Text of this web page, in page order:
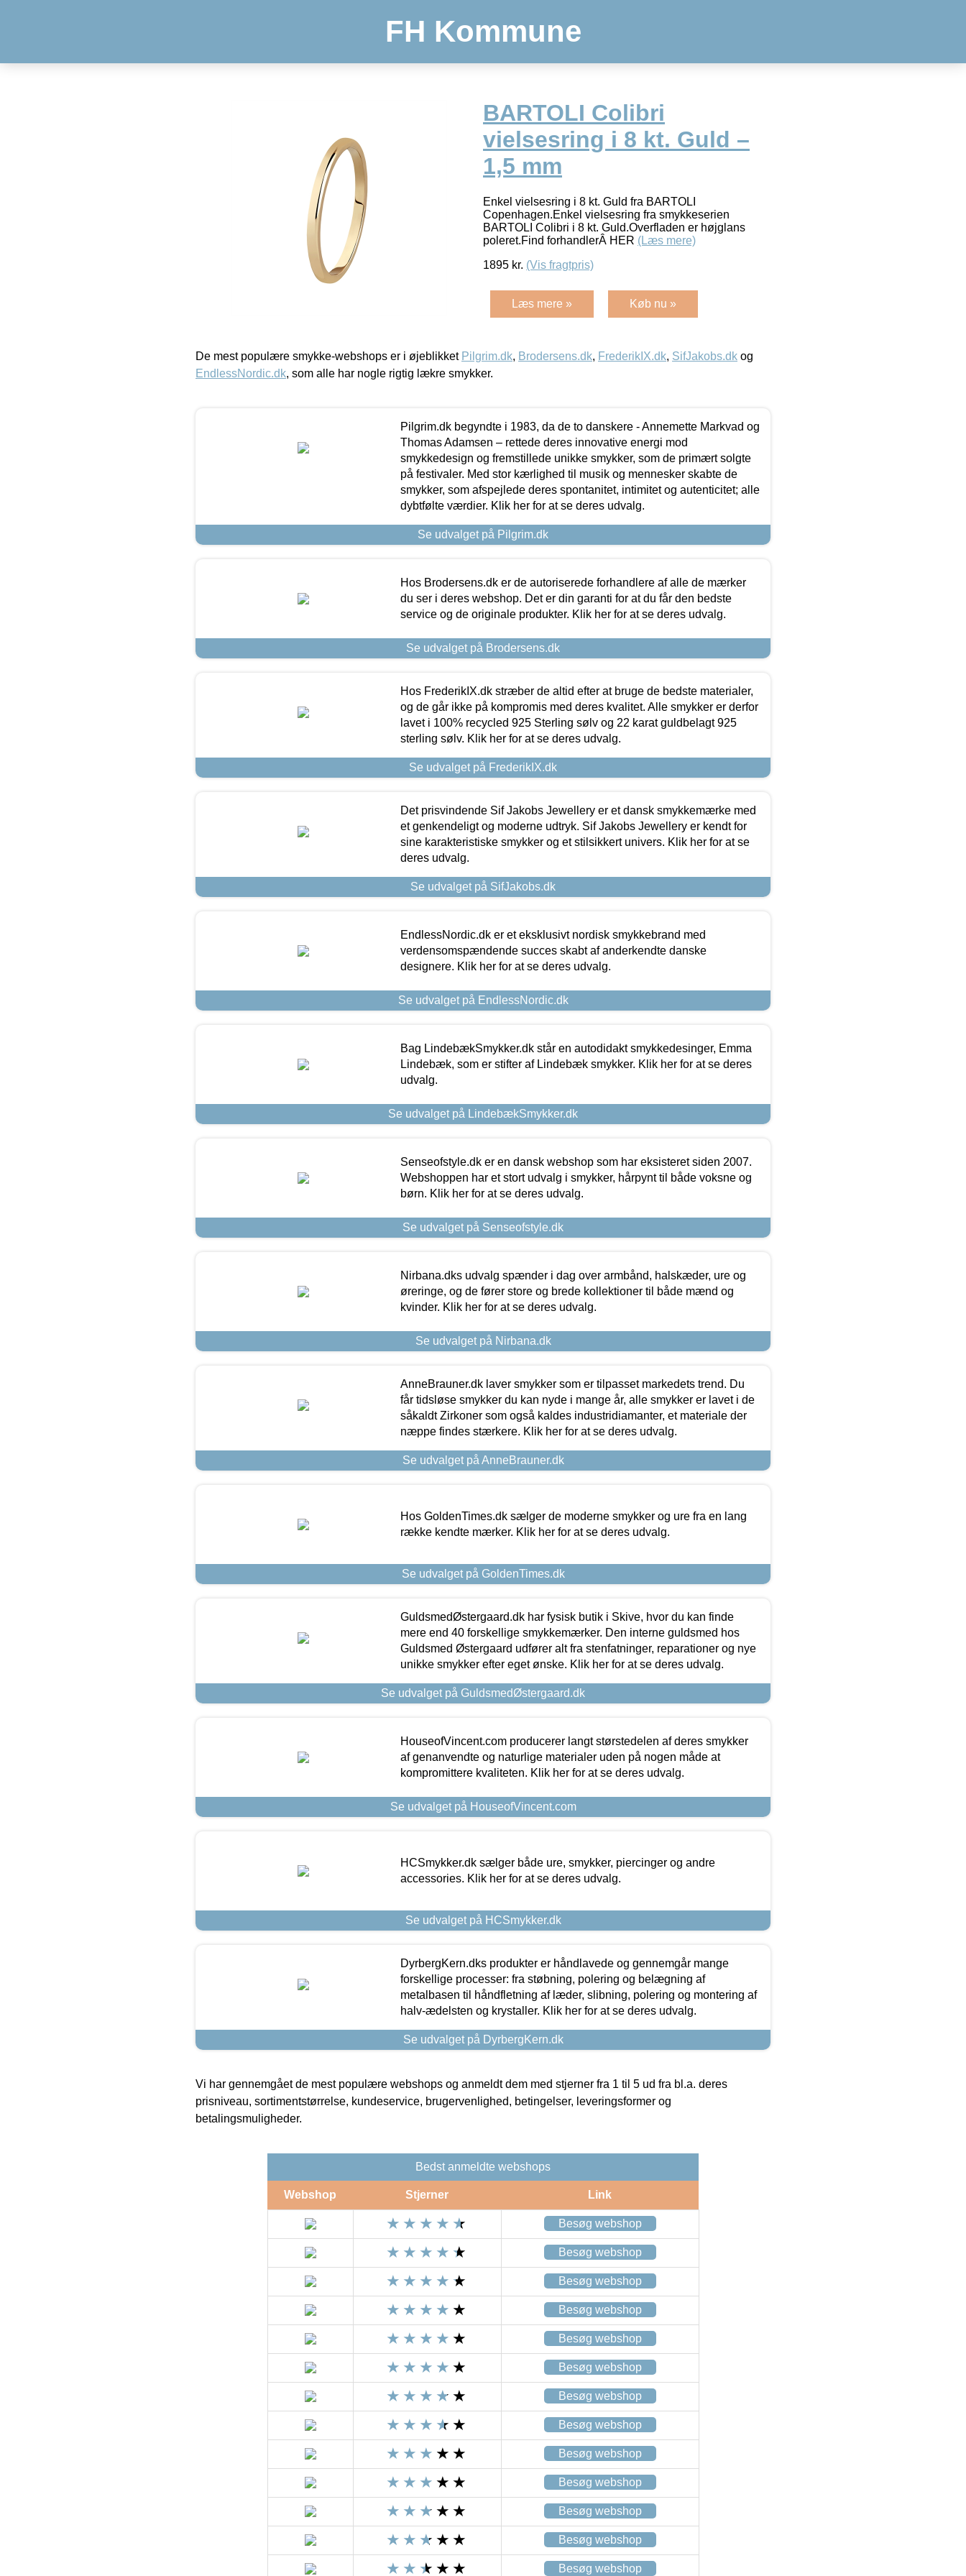
FH Kommune
BARTOLI Colibri
vielsesring i 8 kt. Guld –
1,5 mm
Enkel vielsesring i 8 kt. Guld fra BARTOLI
Copenhagen.Enkel vielsesring fra smykkeserien
BARTOLI Colibri i 8 kt. Guld.Overfladen er højglans
poleret.Find forhandlerÂ HER (Læs mere)
1895 kr. (Vis fragtpris)
Læs mere » Køb nu »
De mest populære smykke-webshops er i øjeblikket Pilgrim.dk, Brodersens.dk, FrederikIX.dk, SifJakobs.dk og
EndlessNordic.dk, som alle har nogle rigtig lækre smykker.
Pilgrim.dk begyndte i 1983, da de to danskere - Annemette Markvad og
Thomas Adamsen – rettede deres innovative energi mod
smykkedesign og fremstillede unikke smykker, som de primært solgte
på festivaler. Med stor kærlighed til musik og mennesker skabte de
smykker, som afspejlede deres spontanitet, intimitet og autenticitet; alle
dybtfølte værdier. Klik her for at se deres udvalg.
Se udvalget på Pilgrim.dk
Hos Brodersens.dk er de autoriserede forhandlere af alle de mærker
du ser i deres webshop. Det er din garanti for at du får den bedste
service og de originale produkter. Klik her for at se deres udvalg.
Se udvalget på Brodersens.dk
Hos FrederikIX.dk stræber de altid efter at bruge de bedste materialer,
og de går ikke på kompromis med deres kvalitet. Alle smykker er derfor
lavet i 100% recycled 925 Sterling sølv og 22 karat guldbelagt 925
sterling sølv. Klik her for at se deres udvalg.
Se udvalget på FrederikIX.dk
Det prisvindende Sif Jakobs Jewellery er et dansk smykkemærke med
et genkendeligt og moderne udtryk. Sif Jakobs Jewellery er kendt for
sine karakteristiske smykker og et stilsikkert univers. Klik her for at se
deres udvalg.
Se udvalget på SifJakobs.dk
EndlessNordic.dk er et eksklusivt nordisk smykkebrand med
verdensomspændende succes skabt af anderkendte danske
designere. Klik her for at se deres udvalg.
Se udvalget på EndlessNordic.dk
Bag LindebækSmykker.dk står en autodidakt smykkedesinger, Emma
Lindebæk, som er stifter af Lindebæk smykker. Klik her for at se deres
udvalg.
Se udvalget på LindebækSmykker.dk
Senseofstyle.dk er en dansk webshop som har eksisteret siden 2007.
Webshoppen har et stort udvalg i smykker, hårpynt til både voksne og
børn. Klik her for at se deres udvalg.
Se udvalget på Senseofstyle.dk
Nirbana.dks udvalg spænder i dag over armbånd, halskæder, ure og
øreringe, og de fører store og brede kollektioner til både mænd og
kvinder. Klik her for at se deres udvalg.
Se udvalget på Nirbana.dk
AnneBrauner.dk laver smykker som er tilpasset markedets trend. Du
får tidsløse smykker du kan nyde i mange år, alle smykker er lavet i de
såkaldt Zirkoner som også kaldes industridiamanter, et materiale der
næppe findes stærkere. Klik her for at se deres udvalg.
Se udvalget på AnneBrauner.dk
Hos GoldenTimes.dk sælger de moderne smykker og ure fra en lang
række kendte mærker. Klik her for at se deres udvalg.
Se udvalget på GoldenTimes.dk
GuldsmedØstergaard.dk har fysisk butik i Skive, hvor du kan finde
mere end 40 forskellige smykkemærker. Den interne guldsmed hos
Guldsmed Østergaard udfører alt fra stenfatninger, reparationer og nye
unikke smykker efter eget ønske. Klik her for at se deres udvalg.
Se udvalget på GuldsmedØstergaard.dk
HouseofVincent.com producerer langt størstedelen af deres smykker
af genanvendte og naturlige materialer uden på nogen måde at
kompromittere kvaliteten. Klik her for at se deres udvalg.
Se udvalget på HouseofVincent.com
HCSmykker.dk sælger både ure, smykker, piercinger og andre
accessories. Klik her for at se deres udvalg.
Se udvalget på HCSmykker.dk
DyrbergKern.dks produkter er håndlavede og gennemgår mange
forskellige processer: fra støbning, polering og belægning af
metalbasen til håndfletning af læder, slibning, polering og montering af
halv-ædelsten og krystaller. Klik her for at se deres udvalg.
Se udvalget på DyrbergKern.dk
Vi har gennemgået de mest populære webshops og anmeldt dem med stjerner fra 1 til 5 ud fra bl.a. deres
prisniveau, sortimentstørrelse, kundeservice, brugervenlighed, betingelser, leveringsformer og
betalingsmuligheder.
Bedst anmeldte webshops
Webshop Stjerner Link
Besøg webshop
Besøg webshop
Besøg webshop
Besøg webshop
Besøg webshop
Besøg webshop
Besøg webshop
Besøg webshop
Besøg webshop
Besøg webshop
Besøg webshop
Besøg webshop
Besøg webshop